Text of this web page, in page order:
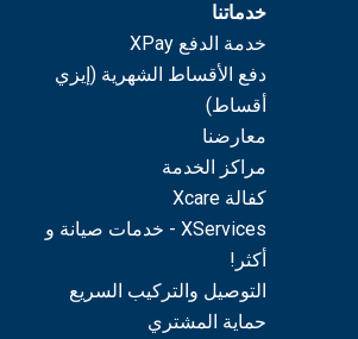
خدماتنا
خدمة الدفع XPay
دفع الأقساط الشهرية (إيزي
أقساط)
معارضنا
مراكز الخدمة
كفالة Xcare
XServices - خدمات صيانة و
أكثر!
التوصيل والتركيب السريع
حماية المشتري